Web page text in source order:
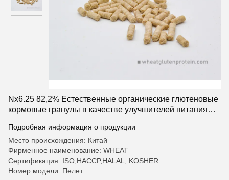
Nx6.25 82,2% Естественные органические глютеновые
кормовые гранулы в качестве улучшителей питания
Подробная информация о продукции
Место происхождения: Китай
Фирменное наименование: WHEAT
Сертификация: ISO,HACCP,HALAL, KOSHER
Номер модели: Пелет